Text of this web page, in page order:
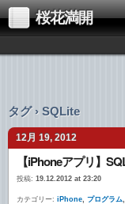
桜花満開
タグ › SQLite
12月 19, 2012
投稿: 19.12.2012 at 23:20
カテゴリー: iPhone, プログラム,